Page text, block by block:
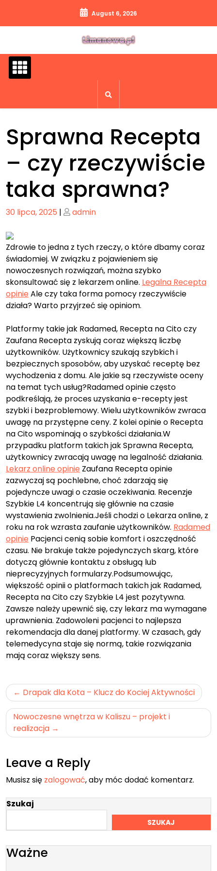
content
August 6, 2026
Sprawna Recepta
– czy rzeczywiście
taka sprawna?
Posted
30 lipca, 2025 | Posted
admin
Zdrowie to jedna z tych rzeczy, o które dbamy coraz
świadomiej. W związku z pojawieniem się
nowoczesnych rozwiązań, można szybko
skonsultować się z lekarzem online. Legalna Recepta
opinieAle czy taka forma pomocy rzeczywiście
działa? Warto przyjrzeć się opiniom.
Platformy takie jak Radamed, Recepta na Cito czy
Zaufana Recepta zyskują coraz większą liczbę
użytkowników. Użytkownicy szukają szybkich i
bezpiecznych sposobów, aby uzyskać receptę bez
wychodzenia z domu. Ale jakie są rzeczywiste oceny
na temat tych usług?Radamed opinie często
podkreślają, że proces uzyskania e-recepty jest
szybki i bezproblemowy. Wielu użytkowników zwraca
uwagę na przystępne ceny. Z kolei opinie o Recepta
na Cito wspominają o szybkości działania.W
przypadku platform takich jak Sprawna Recepta,
użytkownicy zwracają uwagę na legalność działania.
Lekarz online opinie Zaufana Recepta opinie
zazwyczaj są pochlebne, choć zdarzają się
pojedyncze uwagi o czasie oczekiwania. Recenzje
Szybkie L4 koncentrują się głównie na czasie
wystawienia zwolnienia.Jeśli chodzi o Lekarza online, z
roku na rok wzrasta zaufanie użytkowników. Radamed
opinie Pacjenci cenią sobie komfort i oszczędność
czasu. Nie brakuje także pojedynczych skarg, które
dotyczą głównie kontaktu z obsługą lub
nieprecyzyjnych formularzy.Podsumowując,
większość opinii o platformach takich jak Radamed,
Recepta na Cito czy Szybkie L4 jest pozytywna.
Zawsze należy upewnić się, czy lekarz ma wymagane
uprawnienia. Zadowoleni pacjenci to najlepsza
rekomendacja dla danej platformy. W czasach, gdy
telemedycyna staje się normą, takie rozwiązania
mają coraz większy sens.
Nawigacja
wpisu
Drapak dla Kota – Klucz do Kociej Aktywności
Nowoczesne wnętrza w Kaliszu – projekt i
realizacja
Leave a Reply
Musisz się zalogować, aby móc dodać komentarz.
Szukaj
SZUKAJ
Ważne